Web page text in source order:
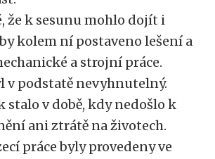
že k sesunu mohlo dojít i
kolem ní postaveno lešení a
a strojní práce.
v podstatě nevyhnutelný.
stalo v době, kdy nedošlo k
ani ztrátě na životech.
práce byly provedeny ve